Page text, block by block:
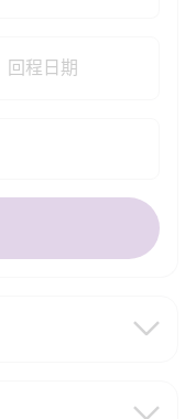
回程日期